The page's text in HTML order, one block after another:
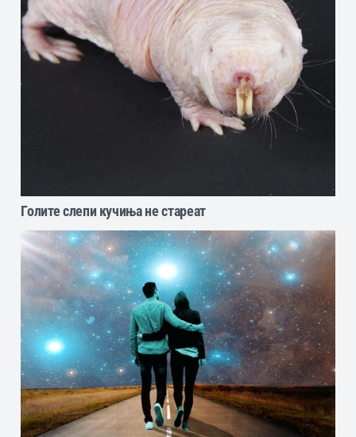
Голите слепи кучиња не стареат